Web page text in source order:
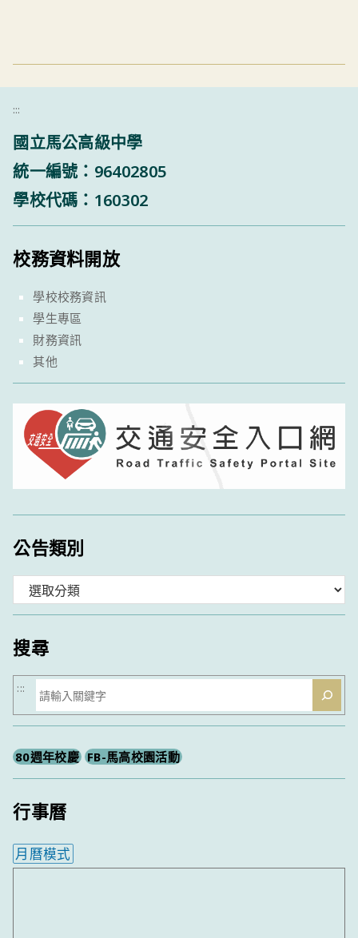
:::
國立馬公高級中學
統一編號：96402805
學校代碼：160302
校務資料開放
學校校務資訊
學生專區
財務資訊
其他
公告類別
類
搜尋
搜
尋
:::
80週年校慶 FB-馬高校園活動
行事曆
月曆模式